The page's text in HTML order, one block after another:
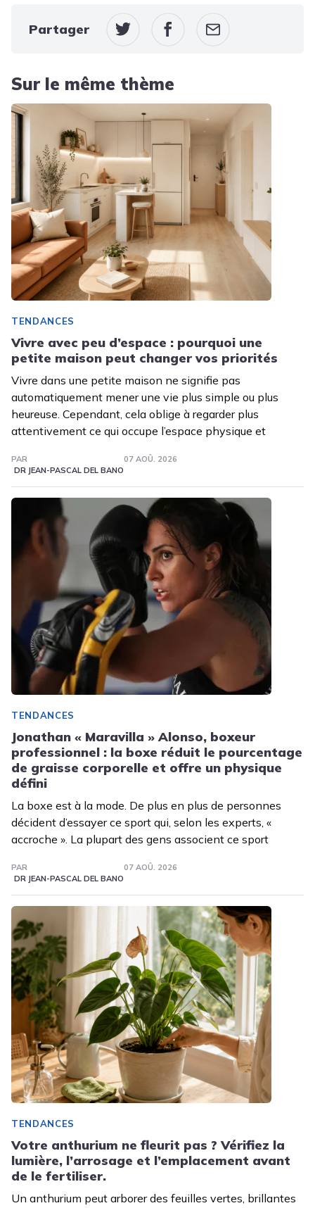
Partager
Sur le même thème
TENDANCES
Vivre avec peu d’espace : pourquoi une
petite maison peut changer vos priorités
Vivre dans une petite maison ne signifie pas
automatiquement mener une vie plus simple ou plus
heureuse. Cependant, cela oblige à regarder plus
attentivement ce qui occupe l’espace physique et
PAR
DR JEAN-PASCAL DEL BANO
07 AOÛ. 2026
TENDANCES
Jonathan « Maravilla » Alonso, boxeur
professionnel : la boxe réduit le pourcentage
de graisse corporelle et offre un physique
défini
La boxe est à la mode. De plus en plus de personnes
décident d’essayer ce sport qui, selon les experts, «
accroche ». La plupart des gens associent ce sport
PAR
DR JEAN-PASCAL DEL BANO
07 AOÛ. 2026
TENDANCES
Votre anthurium ne fleurit pas ? Vérifiez la
lumière, l’arrosage et l’emplacement avant
de le fertiliser.
Un anthurium peut arborer des feuilles vertes, brillantes